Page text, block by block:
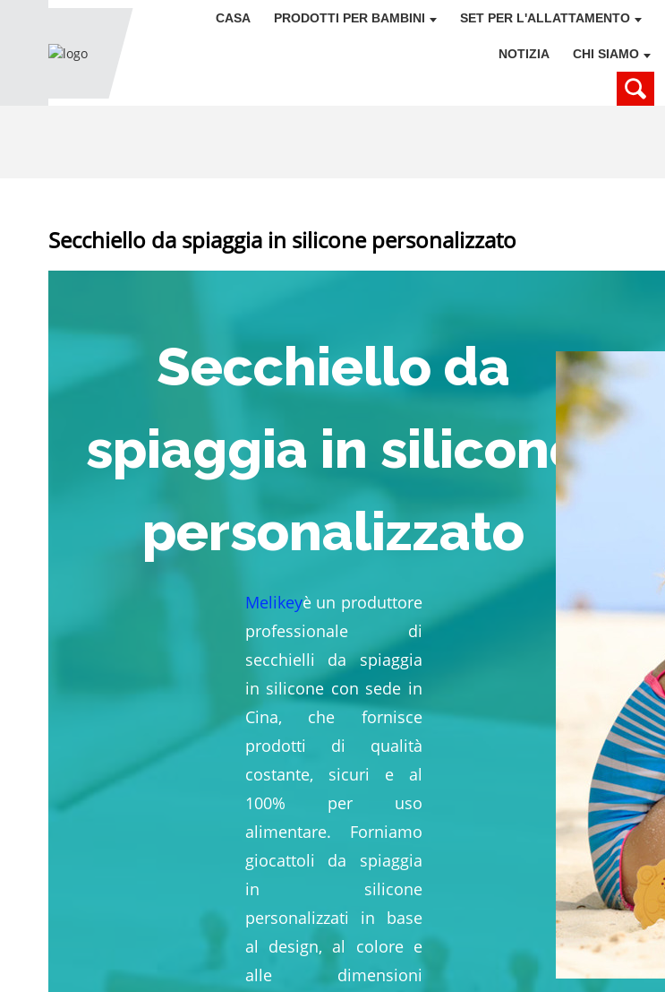
CASA PRODOTTI PER BAMBINI SET PER L'ALLATTAMENTO
NOTIZIA CHI SIAMO
Secchiello da spiaggia in silicone personalizzato
Secchiello da
spiaggia in silicone
personalizzato
Melikeyè un produttore
professionale di
secchielli da spiaggia
in silicone con sede in
Cina, che fornisce
prodotti di qualità
costante, sicuri e al
100% per uso
alimentare. Forniamo
giocattoli da spiaggia
in silicone
personalizzati in base
al design, al colore e
alle dimensioni